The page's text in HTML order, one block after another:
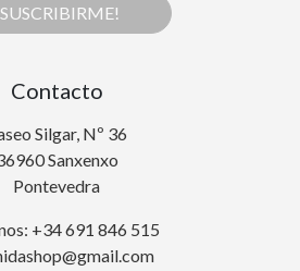
Contacto
Silgar, Nº 36
Sanxenxo
Pontevedra
+34 691 846 515